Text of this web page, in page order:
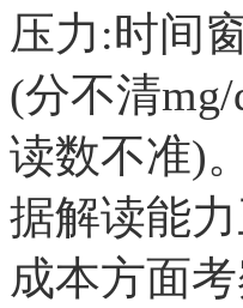
压力:时间
(分不清
读数不准)
据解读能
成本方面